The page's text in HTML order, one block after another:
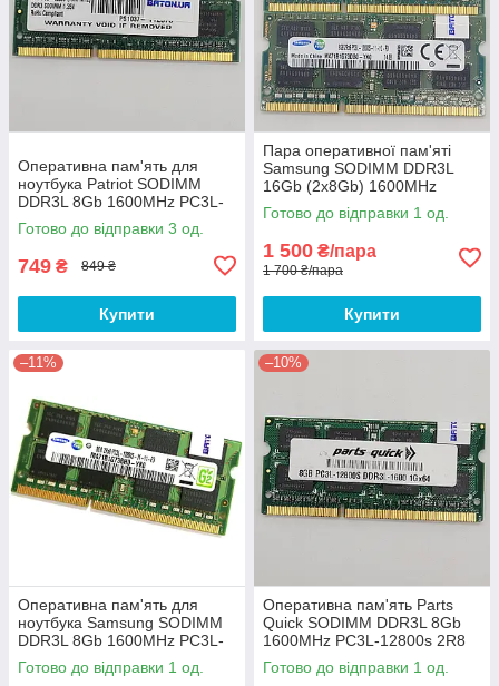
Оперативна пам'ять для
ноутбука Patriot SODIMM
DDR3L 8Gb 1600MHz PC3L-
12800s 2R8 CL11
(PSD38G1600L2S) Б/В
Готово до відправки 3 од.
749 ₴ 849 ₴
Купити
Пара оперативної пам'яті
Samsung SODIMM DDR3L
16Gb (2x8Gb) 1600MHz
PC3L-12800s 2R8 CL11
(M471B1G73DB0-YK0) Б/В
Готово до відправки 1 од.
1 500 ₴/пара
1 700 ₴/пара
Купити
–11%
Оперативна пам'ять для
ноутбука Samsung SODIMM
DDR3L 8Gb 1600MHz PC3L-
12800s CL11
(M471B1G73BH0-YK0) Б/В
Готово до відправки 1 од.
–10%
Оперативна пам'ять Parts
Quick SODIMM DDR3L 8Gb
1600MHz PC3L-12800s 2R8
CL11 1Gx64 Б/В
Готово до відправки 1 од.